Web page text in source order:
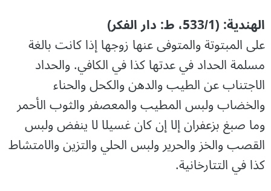
الھندیة: (533/1، ط: دار الفکر)
على المبتوتة والمتوفى عنها زوجها إذا كانت بالغة
مسلمة الحداد في عدتها كذا في الكافي. والحداد
الاجتناب عن الطيب والدهن والكحل والحناء
والخضاب ولبس المطيب والمعصفر والثوب الأحمر
وما صبغ بزعفران إلا إن كان غسيلا لا ينفض ولبس
القصب والخز والحرير ولبس الحلي والتزين والامتشاط
كذا في التتارخانية.